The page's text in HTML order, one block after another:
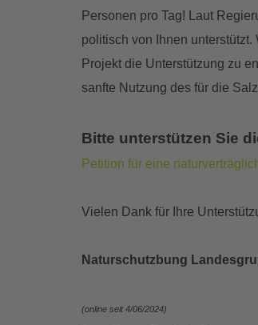
Personen pro Tag! Laut
politisch von Ihnen
Projekt die Unterstützung zu
sanfte Nutzung des für die
Bitte unterstützen Sie
Petition für eine
Vielen Dank für Ihre
Naturschutzbung
(online seit 4/06/2024)